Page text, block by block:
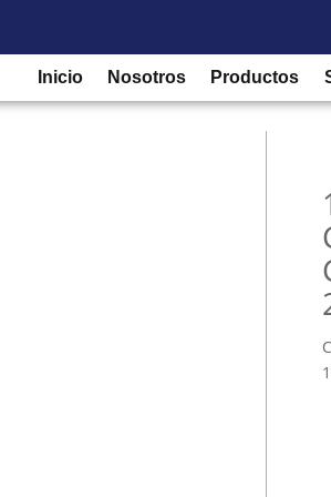
Inicio Nosotros Productos